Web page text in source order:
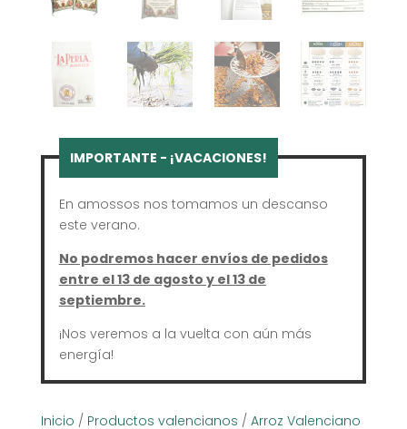
En amossos nos tomamos un descanso
este verano.
No podremos hacer envíos de pedidos
entre el 13 de agosto y el 13 de
septiembre.
¡Nos veremos a la vuelta con aún más
energía!
Inicio / Productos valencianos / Arroz Valenciano